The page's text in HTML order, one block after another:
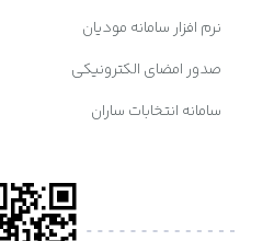
نرم افزار سامانه مودیان
صدور امضای الکترونیکی
سامانه انتخابات ساران